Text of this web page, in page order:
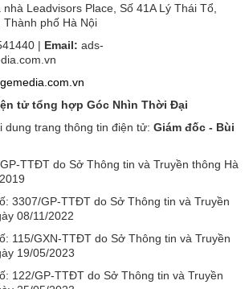
Leadvisors Place, Số 41A Lý Thái Tổ,
phố Hà Nội
| Email: ads-
tử tổng hợp Góc Nhìn Thời Đại
dung trang thông tin điện tử: Giám đốc - Bùi
TTĐT do Sở Thông tin và Truyền thông Hà
3307/GP-TTĐT do Sở Thông tin và Truyền
08/11/2022
115/GXN-TTĐT do Sở Thông tin và Truyền
19/05/2023
122/GP-TTĐT do Sở Thông tin và Truyền